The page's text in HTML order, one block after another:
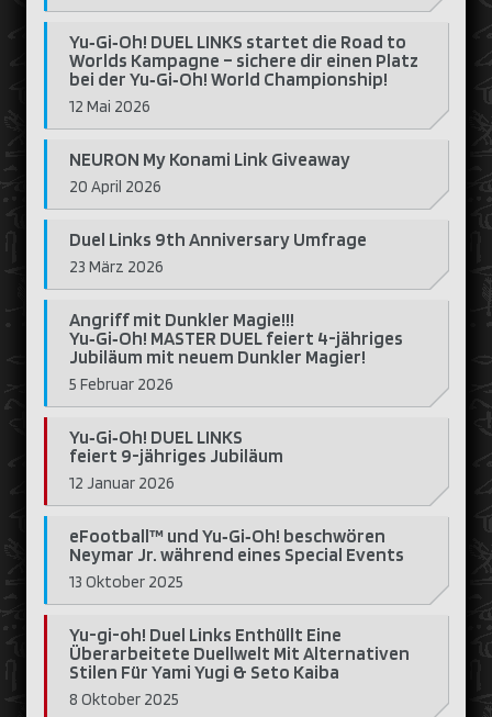
Yu‑Gi‑Oh! DUEL LINKS startet die Road to
Worlds Kampagne – sichere dir einen Platz
bei der Yu‑Gi‑Oh! World Championship!
12 Mai 2026
NEURON My Konami Link Giveaway
20 April 2026
Duel Links 9th Anniversary Umfrage
23 März 2026
Angriff mit Dunkler Magie!!!
Yu‑Gi‑Oh! MASTER DUEL feiert 4-jähriges
Jubiläum mit neuem Dunkler Magier!
5 Februar 2026
Yu‑Gi‑Oh! DUEL LINKS
feiert 9-jähriges Jubiläum
12 Januar 2026
eFootball™ und Yu‑Gi‑Oh! beschwören
Neymar Jr. während eines Special Events
13 Oktober 2025
Yu-gi-oh! Duel Links Enthüllt Eine
Überarbeitete Duellwelt Mit Alternativen
Stilen Für Yami Yugi & Seto Kaiba
8 Oktober 2025